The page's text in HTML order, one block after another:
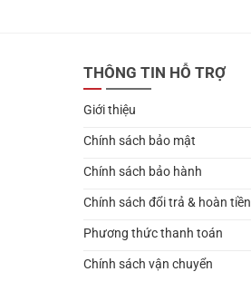
THÔNG TIN HỖ TRỢ
Giới thiệu
Chính sách bảo mật
Chính sách bảo hành
Chính sách đổi trả & hoàn tiền
Phương thức thanh toán
Chính sách vận chuyển